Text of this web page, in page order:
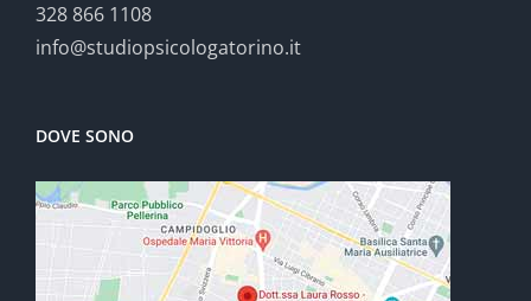
328 866 1108
info@studiopsicologatorino.it
DOVE SONO